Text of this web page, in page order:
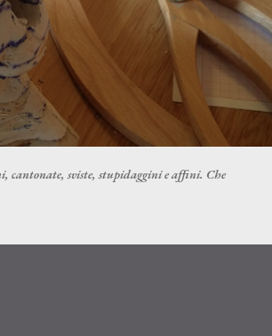
cantonate, sviste, stupidaggini e affini. Che